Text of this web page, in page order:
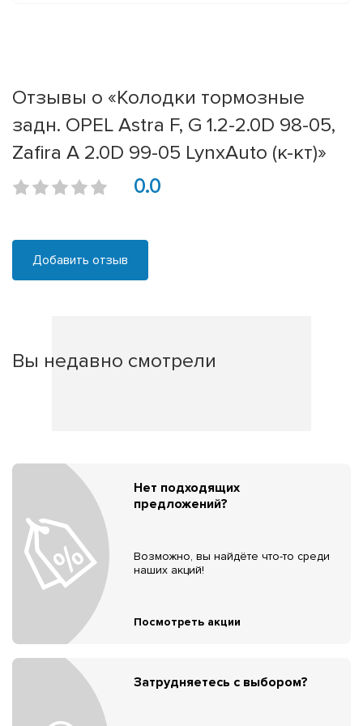
Отзывы о «Колодки тормозные
задн. OPEL Astra F, G 1.2-2.0D 98-05,
Zafira A 2.0D 99-05 LynxAuto (к-кт)»
0.0
Добавить отзыв
Вы недавно смотрели
Нет подходящих
предложений?
Возможно, вы найдёте что-то среди
наших акций!
Посмотреть акции
Затрудняетесь с выбором?